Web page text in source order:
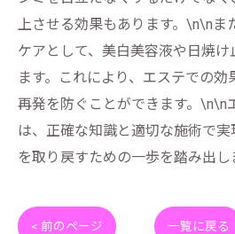
上させる効果もあります。\n\nま
ケアとして、美白美容液や日焼
ます。これにより、エステでの
再発を防ぐことができます。\n\n
は、正確な知識と適切な施術で
を取り戻すための一歩を踏み出し
< 前のページ 一覧に戻る